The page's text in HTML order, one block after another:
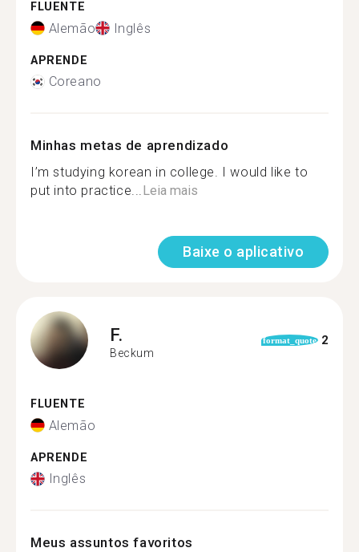
FLUENTE
Alemão Inglês
APRENDE
Coreano
Minhas metas de aprendizado
I’m studying korean in college. I would like to
put into practice...Leia mais
Baixe o aplicativo
F.
Beckum
format_quote 2
FLUENTE
Alemão
APRENDE
Inglês
Meus assuntos favoritos